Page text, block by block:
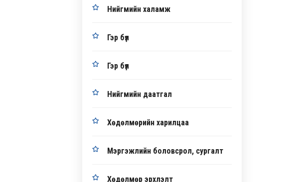
Нийгмийн халамж
Гэр бүл
Гэр бүл
Нийгмийн даатгал
Хөдөлмөрийн харилцаа
Мэргэжлийн боловсрол, сургалт
Хөдөлмөр эрхлэлт